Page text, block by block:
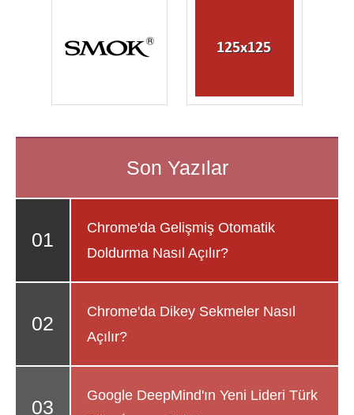
Chrome'da Gelişmiş Otomatik
Doldurma Nasıl Açılır?
Chrome'da Dikey Sekmeler Nasıl
Açılır?
Google DeepMind'ın Yeni Lideri Türk